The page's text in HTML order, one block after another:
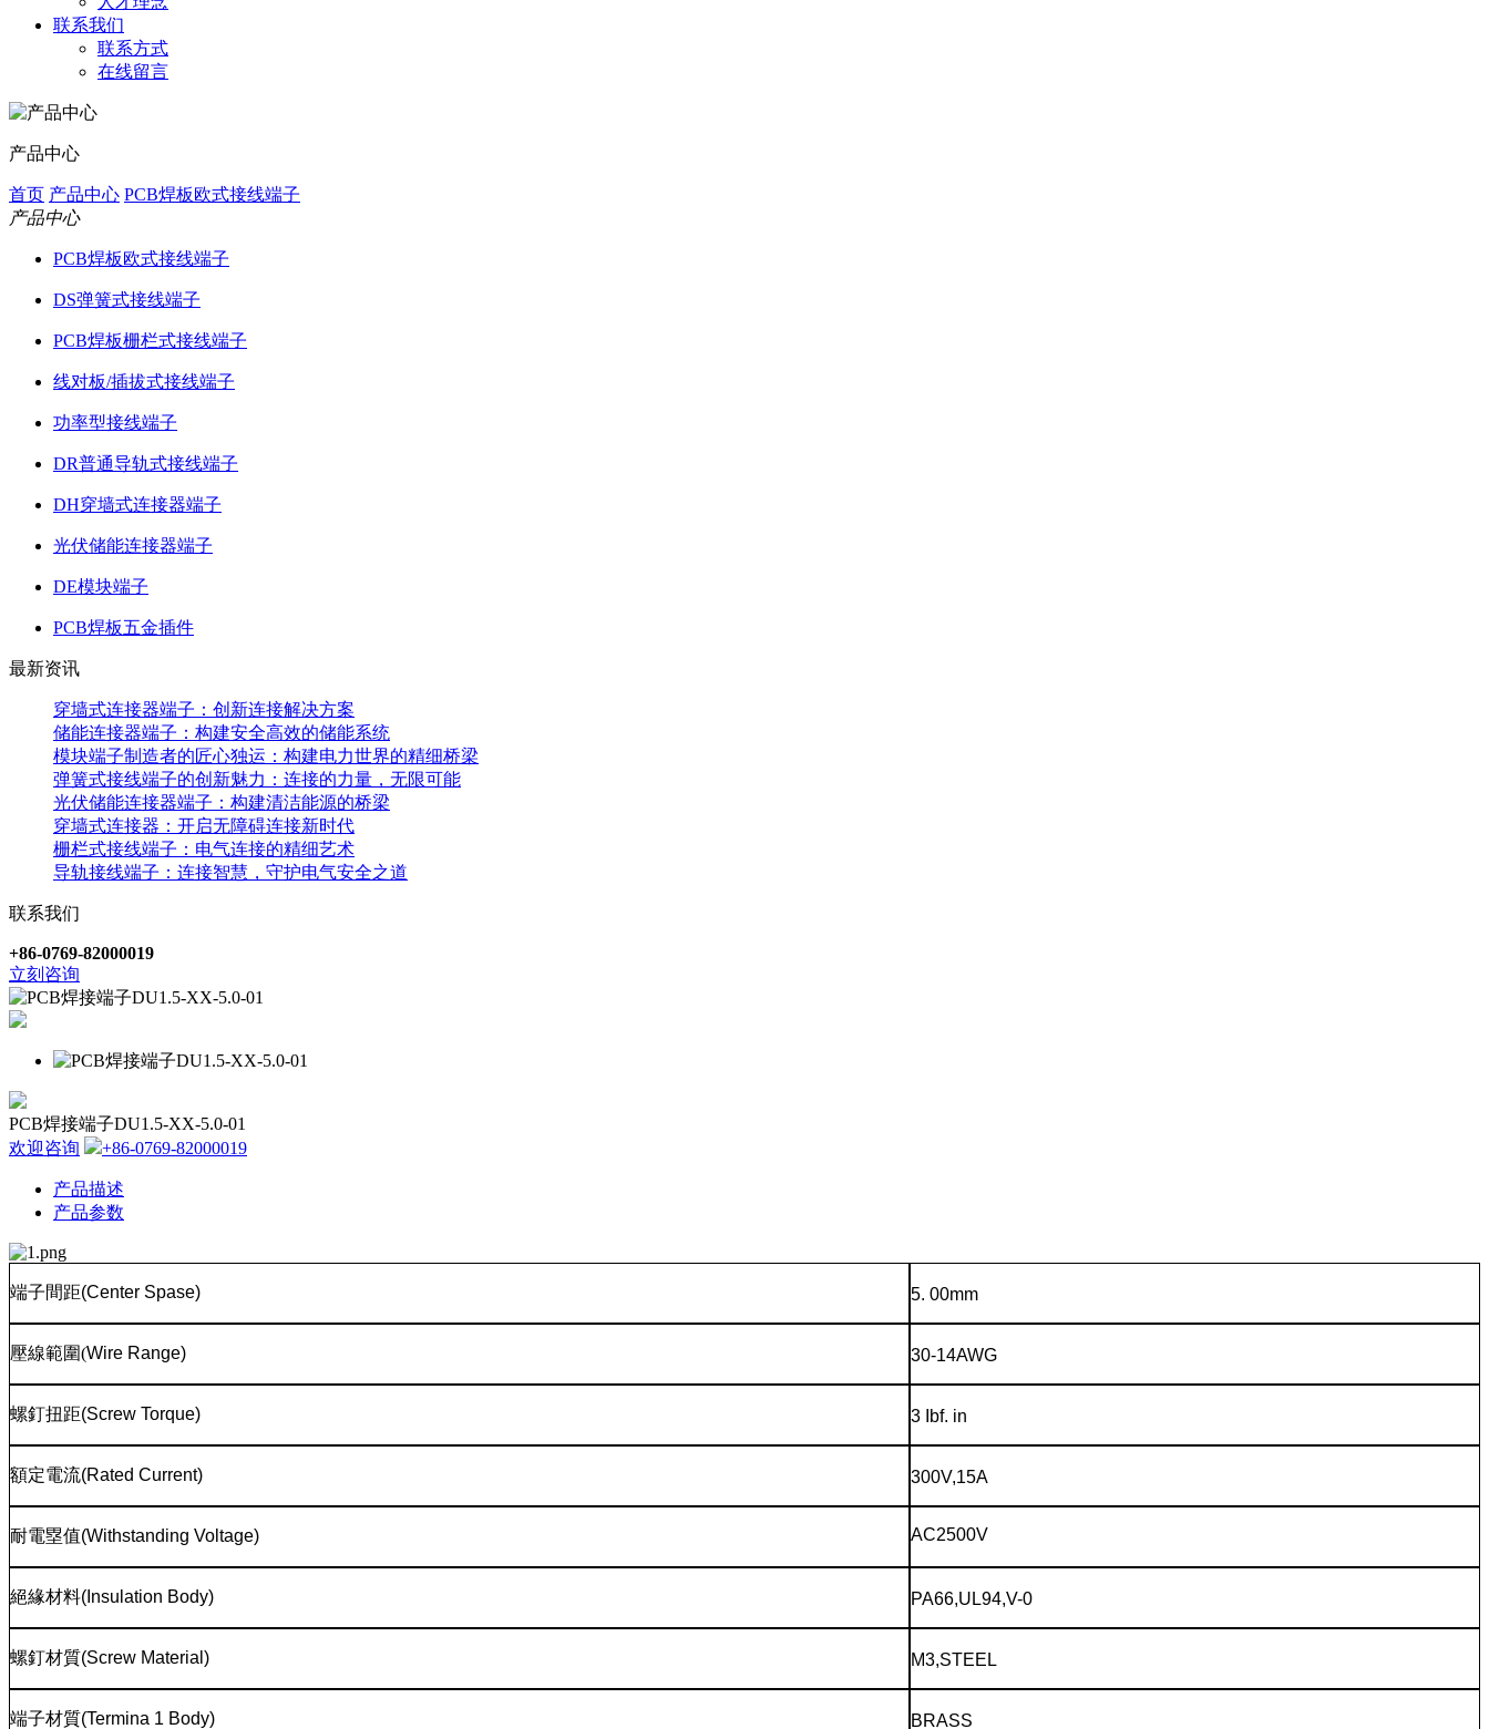
联系我们
联系方式
在线留言
产品中心
首页 产品中心 PCB焊板欧式接线端子
产品中心
PCB焊板欧式接线端子
DS弹簧式接线端子
PCB焊板栅栏式接线端子
线对板/插拔式接线端子
功率型接线端子
DR普通导轨式接线端子
DH穿墙式连接器端子
光伏储能连接器端子
DE模块端子
PCB焊板五金插件
最新资讯
穿墙式连接器端子：创新连接解决方案
储能连接器端子：构建安全高效的储能系统
模块端子制造者的匠心独运：构建电力世界的精细桥梁
弹簧式接线端子的创新魅力：连接的力量，无限可能
光伏储能连接器端子：构建清洁能源的桥梁
穿墙式连接器：开启无障碍连接新时代
栅栏式接线端子：电气连接的精细艺术
导轨接线端子：连接智慧，守护电气安全之道
联系我们
+86-0769-82000019
立刻咨询
PCB焊接端子DU1.5-XX-5.0-01
欢迎咨询
+86-0769-82000019
产品描述
产品参数
端子間距(Center Spase) 5. 00mm
壓線範圍(Wire Range) 30-14AWG
螺釘扭距(Screw Torque) 3 Ibf. in
額定電流(Rated Current) 300V,15A
耐電塁值(Withstanding Voltage) AC2500V
絕緣材料(Insulation Body) PA66,UL94,V-0
螺釘材質(Screw Material) M3,STEEL
端子材質(Termina 1 Body) BRASS